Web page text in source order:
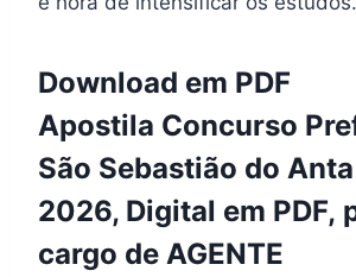
Download em PDF
Apostila Concurso
São Sebastião do Anta
2026, Digital em PDF,
cargo de AGENTE